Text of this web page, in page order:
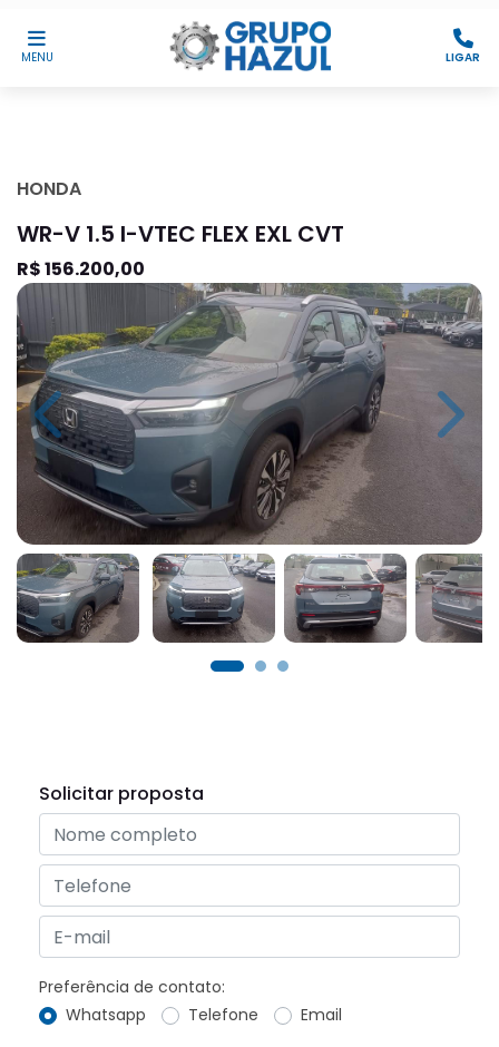
MENU LIGAR
HONDA
WR-V 1.5 I-VTEC FLEX EXL CVT
R$ 156.200,00
Previous Next
Solicitar proposta
Preferência de contato:
Whatsapp
Telefone Email